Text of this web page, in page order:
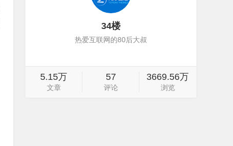
34楼
热爱互联网的80后大叔
5.15万
文章
57
评论
3669.56万
浏览